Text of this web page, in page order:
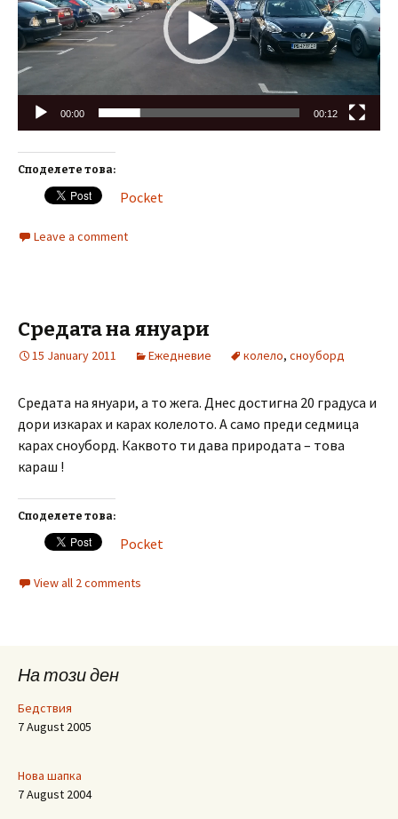
00:00 00:12
Споделете това:
Pocket
Leave a comment
Средата на януари
15 January 2011 Ежедневие колело, сноуборд
Средата на януари, а то жега. Днес достигна 20 градуса и
дори изкарах и карах колелото. А само преди седмица
карах сноуборд. Каквото ти дава природата – това
караш !
Споделете това:
Pocket
View all 2 comments
На този ден
Бедствия
7 August 2005
Нова шапка
7 August 2004